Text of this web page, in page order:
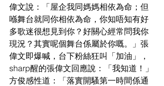
偉文說：「屋企我同媽媽相依為命；但
喺舞台就同你相依為命，你知唔知有好
多歌迷很想見到你？好關心經常問我你
現況？其實呢個舞台係屬於你嘅。」張
偉文即爆喊，台下粉絲狂叫「加油」，
sharp醒的張偉文回應說：「我知道！」
方俊感性道：「落實開騷第一時間係通